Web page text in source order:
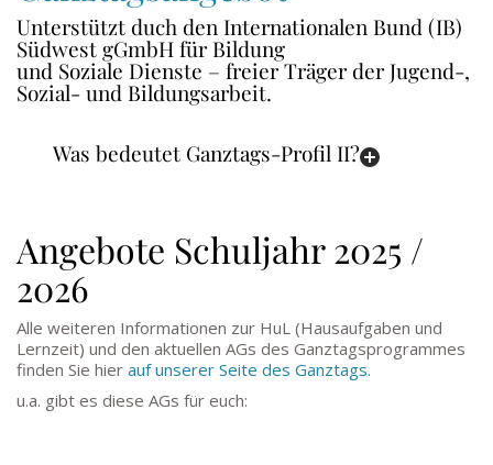
Unterstützt duch den Internationalen Bund (IB)
Südwest gGmbH für Bildung
und Soziale Dienste – freier Träger der Jugend-,
Sozial- und Bildungsarbeit.
Was bedeutet Ganztags-Profil II?
Angebote Schuljahr 2025 /
2026
Alle weiteren Informationen zur HuL (Hausaufgaben und
Lernzeit) und den aktuellen AGs des Ganztagsprogrammes
finden Sie hier auf unserer Seite des Ganztags.
u.a. gibt es diese AGs für euch: